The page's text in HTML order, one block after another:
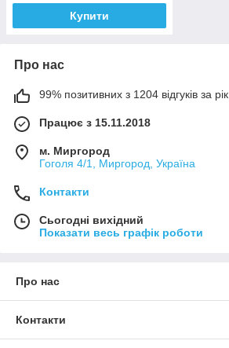
Купити
Про нас
99% позитивних з 1204 відгуків за рік
Працює з 15.11.2018
м. Миргород
Гоголя 4/1, Миргород, Україна
Контакти
Сьогодні вихідний
Показати весь графік роботи
Про нас
Контакти